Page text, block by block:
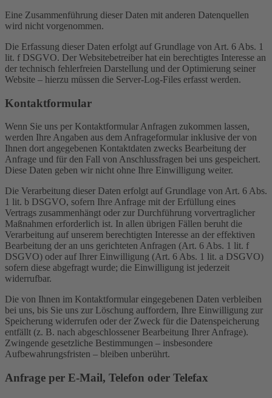
Eine Zusammenführung dieser Daten mit anderen Datenquellen
wird nicht vorgenommen.
Die Erfassung dieser Daten erfolgt auf Grundlage von Art. 6 Abs. 1
lit. f DSGVO. Der Websitebetreiber hat ein berechtigtes Interesse an
der technisch fehlerfreien Darstellung und der Optimierung seiner
Website – hierzu müssen die Server-Log-Files erfasst werden.
Kontaktformular
Wenn Sie uns per Kontaktformular Anfragen zukommen lassen,
werden Ihre Angaben aus dem Anfrageformular inklusive der von
Ihnen dort angegebenen Kontaktdaten zwecks Bearbeitung der
Anfrage und für den Fall von Anschlussfragen bei uns gespeichert.
Diese Daten geben wir nicht ohne Ihre Einwilligung weiter.
Die Verarbeitung dieser Daten erfolgt auf Grundlage von Art. 6 Abs.
1 lit. b DSGVO, sofern Ihre Anfrage mit der Erfüllung eines
Vertrags zusammenhängt oder zur Durchführung vorvertraglicher
Maßnahmen erforderlich ist. In allen übrigen Fällen beruht die
Verarbeitung auf unserem berechtigten Interesse an der effektiven
Bearbeitung der an uns gerichteten Anfragen (Art. 6 Abs. 1 lit. f
DSGVO) oder auf Ihrer Einwilligung (Art. 6 Abs. 1 lit. a DSGVO)
sofern diese abgefragt wurde; die Einwilligung ist jederzeit
widerrufbar.
Die von Ihnen im Kontaktformular eingegebenen Daten verbleiben
bei uns, bis Sie uns zur Löschung auffordern, Ihre Einwilligung zur
Speicherung widerrufen oder der Zweck für die Datenspeicherung
entfällt (z. B. nach abgeschlossener Bearbeitung Ihrer Anfrage).
Zwingende gesetzliche Bestimmungen – insbesondere
Aufbewahrungsfristen – bleiben unberührt.
Anfrage per E-Mail, Telefon oder Telefax